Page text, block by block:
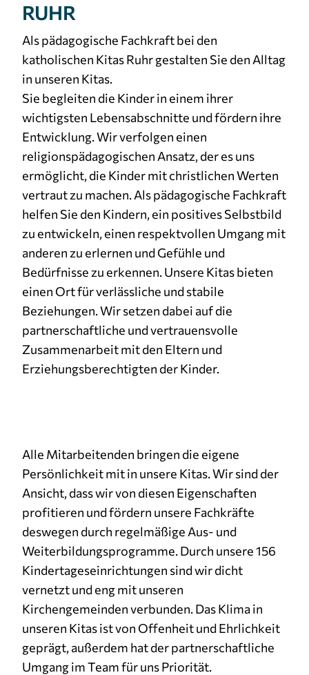
RUHR
Als pädagogische Fachkraft bei den
katholischen Kitas Ruhr gestalten Sie den Alltag
in unseren Kitas.
Sie begleiten die Kinder in einem ihrer
wichtigsten Lebensabschnitte und fördern ihre
Entwicklung. Wir verfolgen einen
religionspädagogischen Ansatz, der es uns
ermöglicht, die Kinder mit christlichen Werten
vertraut zu machen. Als pädagogische Fachkraft
helfen Sie den Kindern, ein positives Selbstbild
zu entwickeln, einen respektvollen Umgang mit
anderen zu erlernen und Gefühle und
Bedürfnisse zu erkennen. Unsere Kitas bieten
einen Ort für verlässliche und stabile
Beziehungen. Wir setzen dabei auf die
partnerschaftliche und vertrauensvolle
Zusammenarbeit mit den Eltern und
Erziehungsberechtigten der Kinder.
Alle Mitarbeitenden bringen die eigene
Persönlichkeit mit in unsere Kitas. Wir sind der
Ansicht, dass wir von diesen Eigenschaften
profitieren und fördern unsere Fachkräfte
deswegen durch regelmäßige Aus- und
Weiterbildungsprogramme. Durch unsere 156
Kindertageseinrichtungen sind wir dicht
vernetzt und eng mit unseren
Kirchengemeinden verbunden. Das Klima in
unseren Kitas ist von Offenheit und Ehrlichkeit
geprägt, außerdem hat der partnerschaftliche
Umgang im Team für uns Priorität.
Cookie Laufzeit:
3 Monate